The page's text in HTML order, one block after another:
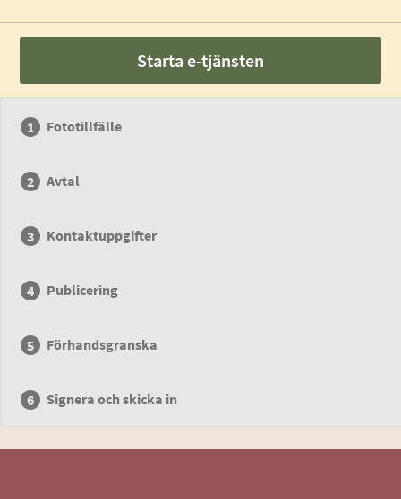
Starta e-tjänsten
Fototillfälle
Avtal
Kontaktuppgifter
Publicering
Förhandsgranska
Signera och skicka in